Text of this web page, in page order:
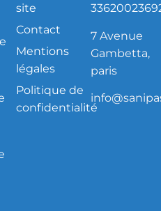
site
Contact
Mentions
légales
Politique de
confidentialité
7 Avenue
Gambetta,
paris